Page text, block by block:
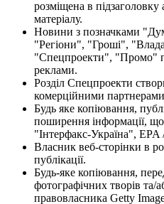
розміщена в
матеріалу.
Новини з позначками
"Регіони", "Гроші",
"Спецпроекти", "Промо"
реклами.
Розділ Спецпроекти
комерційними
Будь яке копіювання,
поширення інформації,
"Інтерфакс-Україна", EPA
Власник веб-сторінки в
публікації.
Будь-яке копіювання,
фотографічних творів та/
правовласника Getty